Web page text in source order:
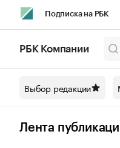
Подписка на РБК
Спецпроекты СПб
Технологии и
РБК Компании
Выбор редакции
Лента